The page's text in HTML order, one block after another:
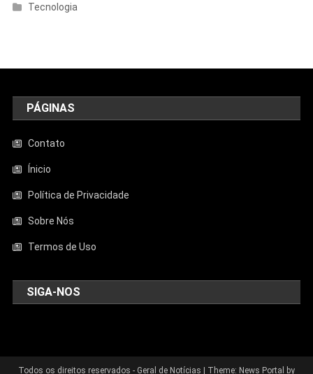
Tecnologia
PÁGINAS
Contato
Ínicio
Política de Privacidade
Sobre Nós
Termos de Uso
SIGA-NOS
Todos os direitos reservados - Geral de Notícias | Theme: News Portal by